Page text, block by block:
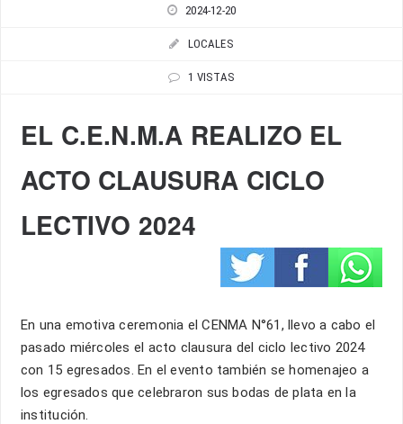
2024-12-20
LOCALES
1 VISTAS
EL C.E.N.M.A REALIZO EL
ACTO CLAUSURA CICLO
LECTIVO 2024
En una emotiva ceremonia el CENMA N°61, llevo a cabo el
pasado miércoles el acto clausura del ciclo lectivo 2024
con 15 egresados. En el evento también se homenajeo a
los egresados que celebraron sus bodas de plata en la
institución.